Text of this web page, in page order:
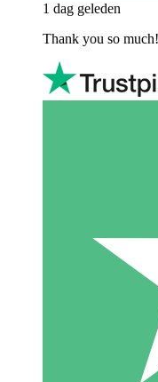
1 dag geleden
Thank you so much!